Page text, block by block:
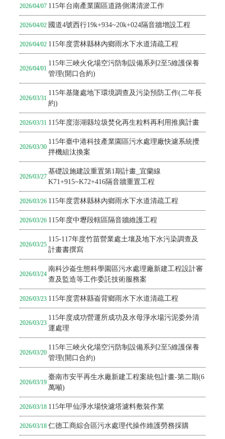
2026/04/07 115年台南產業園區道路側溝清淤工作
2026/04/02 國道4號西行19k+934~20k+024隔音牆增設工程
2026/04/02 115年度雲林縣林內鄉雨水下水道清疏工程
2026/04/01
115年三峽火化場空污防制設備系列2至5維護保養
管理(開口合約)
2026/03/31
115年基隆處地下環境調查及污染預防工作(二年長
約)
2026/03/31 115年度澎湖縣垃圾焚化再生粒料再利用推廣計畫
2026/03/30
115年臺中港科技產業園區污水處理廠快濾系統攪
拌機組汰換案
2026/03/27
基礎設施建設重置第1期計畫_宜蘭線
K71+915~K72+416隔音牆重置工程
2026/03/26 115年度雲林縣林內鄉雨水下水道清疏工程
2026/03/26 115年度中壢段轄區隔音牆維護工程
2026/03/25
115-117年度竹苗營業處土壤及地下水污染調查及
計畫書撰寫
2026/03/24
南科沙崙生態科學園區污水處理廠新建工程設計審
查及監造等工作委託技術服務案
2026/03/23 115年度雲林縣崙背鄉雨水下水道清疏工程
2026/03/23
115年度成功營運所成功及水母淨水場污泥委外清
運處理
2026/03/20
115年三峽火化場空污防制設備系列2至5維護保養
管理(開口合約)
2026/03/19
臺南市安平再生水廠新建工程案統包計畫-第二期(6
萬噸)
2026/03/18 115年甲仙淨水場快濾塔濾料敷裝作業
2026/03/18 仁德工商綜合區污水處理代操作維護勞務採購